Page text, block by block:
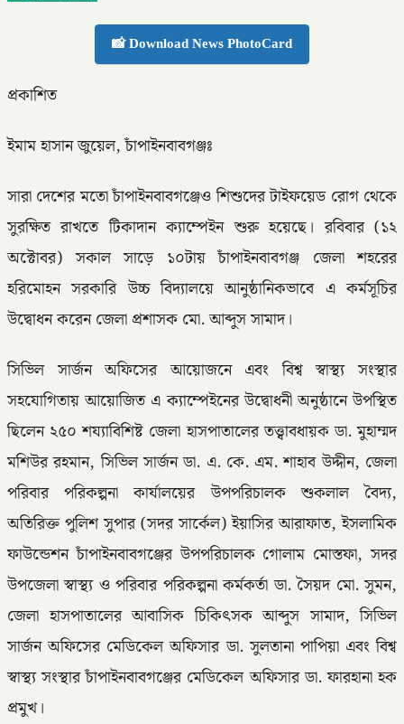
📸 Download News PhotoCard
প্রকাশিত
ইমাম হাসান জুয়েল, চাঁপাইনবাবগঞ্জঃ
সারা দেশের মতো চাঁপাইনবাবগঞ্জেও শিশুদের টাইফয়েড রোগ থেকে
সুরক্ষিত রাখতে টিকাদান ক্যাম্পেইন শুরু হয়েছে। রবিবার (১২
অক্টোবর) সকাল সাড়ে ১০টায় চাঁপাইনবাবগঞ্জ জেলা শহরের
হরিমোহন সরকারি উচ্চ বিদ্যালয়ে আনুষ্ঠানিকভাবে এ কর্মসূচির
উদ্বোধন করেন জেলা প্রশাসক মো. আব্দুস সামাদ।
সিভিল সার্জন অফিসের আয়োজনে এবং বিশ্ব স্বাস্থ্য সংস্থার
সহযোগিতায় আয়োজিত এ ক্যাম্পেইনের উদ্বোধনী অনুষ্ঠানে উপস্থিত
ছিলেন ২৫০ শয্যাবিশিষ্ট জেলা হাসপাতালের তত্ত্বাবধায়ক ডা. মুহাম্মদ
মশিউর রহমান, সিভিল সার্জন ডা. এ. কে. এম. শাহাব উদ্দীন, জেলা
পরিবার পরিকল্পনা কার্যালয়ের উপপরিচালক শুকলাল বৈদ্য,
অতিরিক্ত পুলিশ সুপার (সদর সার্কেল) ইয়াসির আরাফাত, ইসলামিক
ফাউন্ডেশন চাঁপাইনবাবগঞ্জের উপপরিচালক গোলাম মোস্তফা, সদর
উপজেলা স্বাস্থ্য ও পরিবার পরিকল্পনা কর্মকর্তা ডা. সৈয়দ মো. সুমন,
জেলা হাসপাতালের আবাসিক চিকিৎসক আব্দুস সামাদ, সিভিল
সার্জন অফিসের মেডিকেল অফিসার ডা. সুলতানা পাপিয়া এবং বিশ্ব
স্বাস্থ্য সংস্থার চাঁপাইনবাবগঞ্জের মেডিকেল অফিসার ডা. ফারহানা হক
প্রমুখ।